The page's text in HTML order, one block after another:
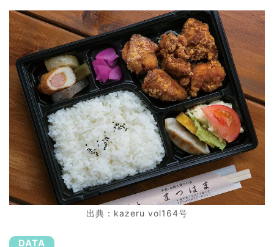
出典：kazeru vol164号